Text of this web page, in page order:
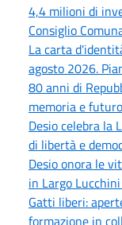
4,4 milioni di
Consiglio
La carta
agosto 2026.
80 anni di
memoria e futuro
Desio celebra la
di libertà e
Desio onora le
in Largo
Gatti liberi:
formazione in